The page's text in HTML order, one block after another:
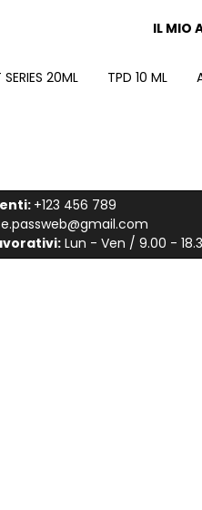
IL MIO
20ML TPD 10 ML
+123 456 789
Lun - Ven / 9.00 -